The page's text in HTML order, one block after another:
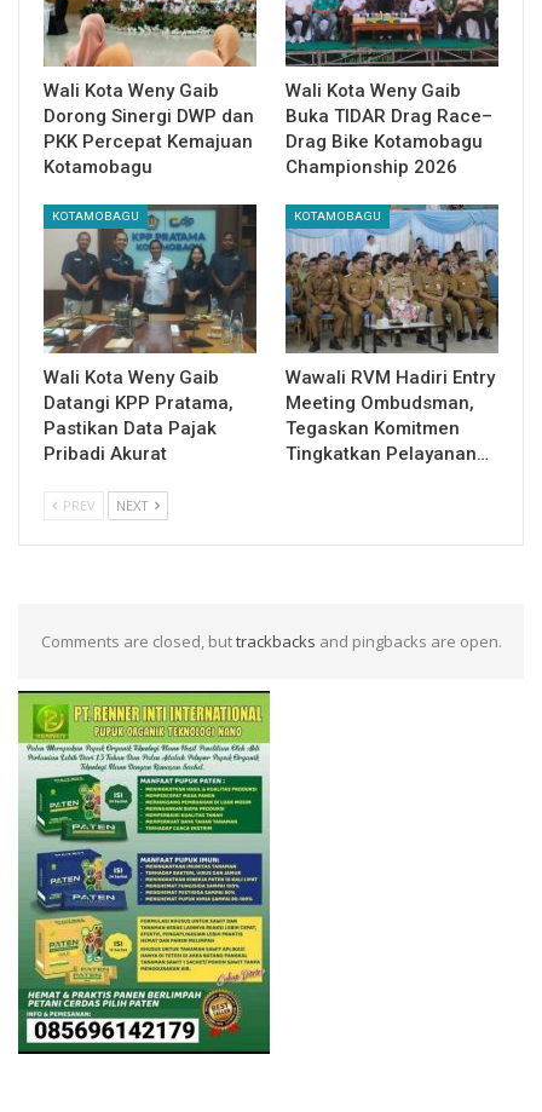
Wali Kota Weny Gaib
Dorong Sinergi DWP dan
PKK Percepat Kemajuan
Kotamobagu
Wali Kota Weny Gaib
Buka TIDAR Drag Race–
Drag Bike Kotamobagu
Championship 2026
KOTAMOBAGU
Wali Kota Weny Gaib
Datangi KPP Pratama,
Pastikan Data Pajak
Pribadi Akurat
KOTAMOBAGU
Wawali RVM Hadiri Entry
Meeting Ombudsman,
Tegaskan Komitmen
Tingkatkan Pelayanan…
PREV NEXT
Comments are closed, buttrackbacks and pingbacks are open.